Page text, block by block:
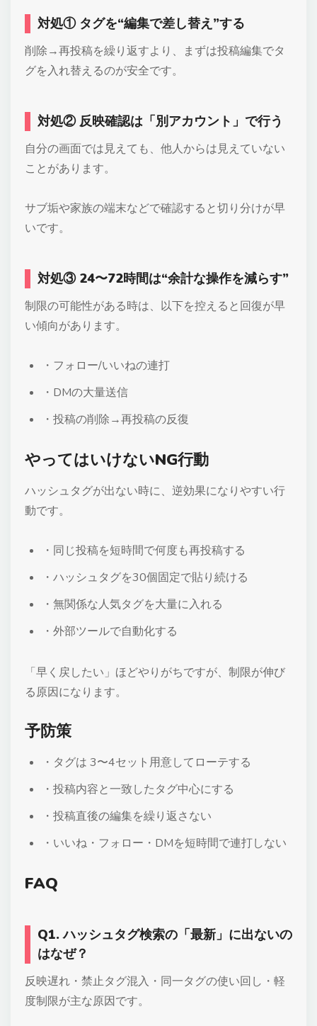
対処① タグを“編集で差し替え”する
削除→再投稿を繰り返すより、まずは投稿編集でタ
グを入れ替えるのが安全です。
対処② 反映確認は「別アカウント」で行う
自分の画面では見えても、他人からは見えていない
ことがあります。
サブ垢や家族の端末などで確認すると切り分けが早
いです。
対処③ 24〜72時間は“余計な操作を減らす”
制限の可能性がある時は、以下を控えると回復が早
い傾向があります。
・フォロー/いいねの連打
・DMの大量送信
・投稿の削除→再投稿の反復
やってはいけないNG行動
ハッシュタグが出ない時に、逆効果になりやすい行
動です。
・同じ投稿を短時間で何度も再投稿する
・ハッシュタグを30個固定で貼り続ける
・無関係な人気タグを大量に入れる
・外部ツールで自動化する
「早く戻したい」ほどやりがちですが、制限が伸び
る原因になります。
予防策
・タグは 3〜4セット用意してローテする
・投稿内容と一致したタグ中心にする
・投稿直後の編集を繰り返さない
・いいね・フォロー・DMを短時間で連打しない
FAQ
Q1. ハッシュタグ検索の「最新」に出ないの
はなぜ？
反映遅れ・禁止タグ混入・同一タグの使い回し・軽
度制限が主な原因です。